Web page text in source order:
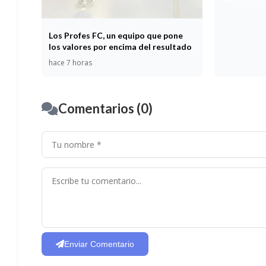
Los Profes FC, un equipo que pone
los valores por encima del resultado
hace 7 horas
Comentarios (0)
Enviar Comentario